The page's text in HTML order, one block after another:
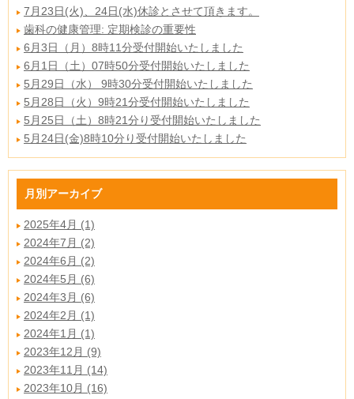
7月23日(火)、24日(水)休診とさせて頂きます。
歯科の健康管理: 定期検診の重要性
6月3日（月）8時11分受付開始いたしました
6月1日（土）07時50分受付開始いたしました
5月29日（水） 9時30分受付開始いたしました
5月28日（火）9時21分受付開始いたしました
5月25日（土）8時21分り受付開始いたしました
5月24日(金)8時10分り受付開始いたしました
月別アーカイブ
2025年4月 (1)
2024年7月 (2)
2024年6月 (2)
2024年5月 (6)
2024年3月 (6)
2024年2月 (1)
2024年1月 (1)
2023年12月 (9)
2023年11月 (14)
2023年10月 (16)